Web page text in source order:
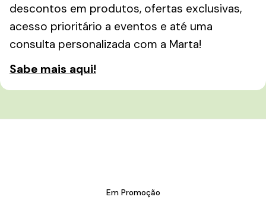
descontos em produtos, ofertas exclusivas,
acesso prioritário a eventos e até uma
consulta personalizada com a Marta!
Sabe mais aqui!
Em Promoção